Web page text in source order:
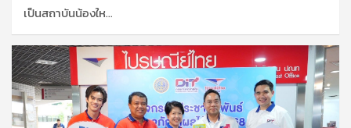
เป็นสถาบันน้องให…